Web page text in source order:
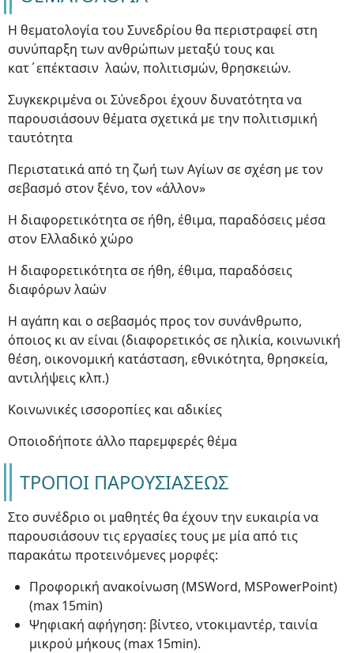
Η θεματολογία του Συνεδρίου θα περιστραφεί στη
συνύπαρξη των ανθρώπων μεταξύ τους και
κατ΄επέκτασιν λαών, πολιτισμών, θρησκειών.
Συγκεκριμένα οι Σύνεδροι έχουν δυνατότητα να
παρουσιάσουν θέματα σχετικά με την πολιτισμική
ταυτότητα
Περιστατικά από τη ζωή των Αγίων σε σχέση με τον
σεβασμό στον ξένο, τον «άλλον»
Η διαφορετικότητα σε ήθη, έθιμα, παραδόσεις μέσα
στον Ελλαδικό χώρο
Η διαφορετικότητα σε ήθη, έθιμα, παραδόσεις
διαφόρων λαών
Η αγάπη και ο σεβασμός προς τον συνάνθρωπο,
όποιος κι αν είναι (διαφορετικός σε ηλικία, κοινωνική
θέση, οικονομική κατάσταση, εθνικότητα, θρησκεία,
αντιλήψεις κλπ.)
Κοινωνικές ισσοροπίες και αδικίες
Οποιοδήποτε άλλο παρεμφερές θέμα
ΤΡΟΠΟΙ ΠΑΡΟΥΣΙΑΣΕΩΣ
Στο συνέδριο οι μαθητές θα έχουν την ευκαιρία να
παρουσιάσουν τις εργασίες τους με μία από τις
παρακάτω προτεινόμενες μορφές:
Προφορική ανακοίνωση (MSWord, MSPowerPoint)
(max 15min)
Ψηφιακή αφήγηση: βίντεο, ντοκιμαντέρ, ταινία
μικρού μήκους (max 15min).